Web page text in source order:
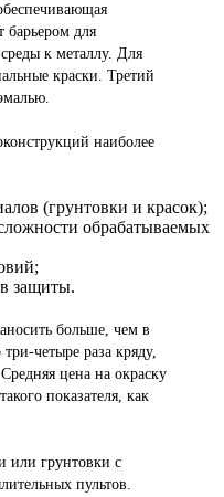
барьером для
к металлу. Для
краски. Третий
наиболее
(грунтовки и красок);
обрабатываемых
защиты.
больше, чем в
четыре раза кряду,
цена на окраску
показателя, как
или грунтовки с
пультов.